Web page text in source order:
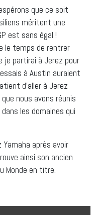
que ce soit
méritent une
est sans égal !
le temps de rentrer
je partirai à Jerez pour
à Austin auraient
d’aller à Jerez
nous avons réunis
les domaines qui
après avoir
ainsi son ancien
Monde en titre.